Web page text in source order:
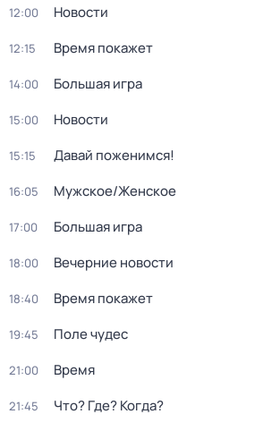
12:00 Новости
12:15 Время покажет
14:00 Большая игра
15:00 Новости
15:15 Давай поженимся!
16:05 Мужское/Женское
17:00 Большая игра
18:00 Вечерние новости
18:40 Время покажет
19:45 Поле чудес
21:00 Время
21:45 Что? Где? Когда?